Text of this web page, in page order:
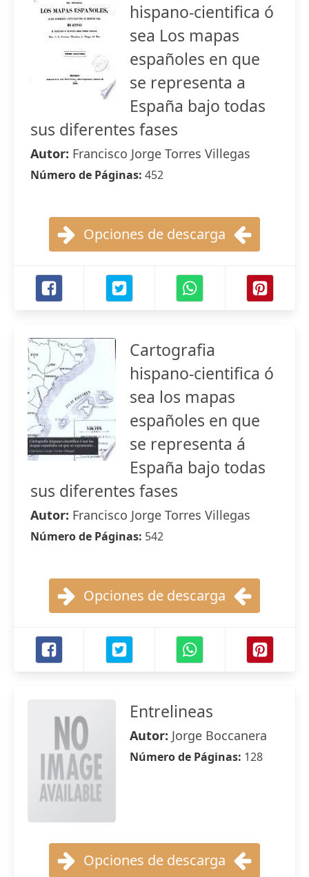
hispano-cientifica ó
sea Los mapas
españoles en que
se representa a
España bajo todas
sus diferentes fases
Autor: Francisco Jorge Torres Villegas
Número de Páginas: 452
Opciones de descarga
Cartografia
hispano-cientifica ó
sea los mapas
españoles en que
se representa á
España bajo todas
sus diferentes fases
Autor: Francisco Jorge Torres Villegas
Número de Páginas: 542
Opciones de descarga
Entrelineas
Autor: Jorge Boccanera
Número de Páginas: 128
Opciones de descarga